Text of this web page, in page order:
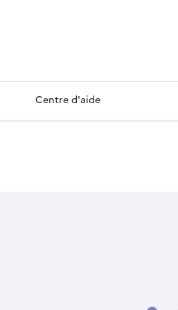
Centre d'aide